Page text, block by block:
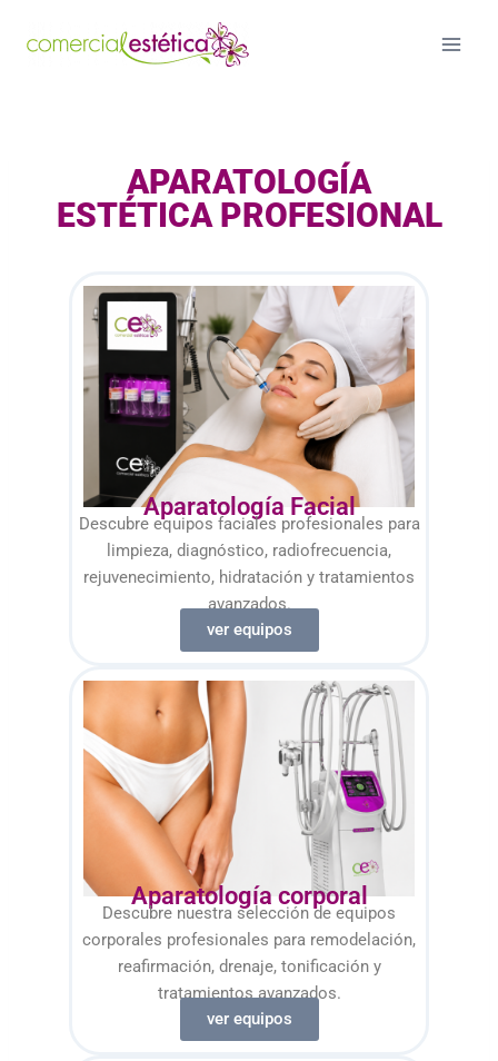
APARATOLOGÍA
ESTÉTICA PROFESIONAL
Aparatología Facial
Descubre equipos faciales profesionales para
limpieza, diagnóstico, radiofrecuencia,
rejuvenecimiento, hidratación y tratamientos
avanzados.
ver equipos
Aparatología corporal
Descubre nuestra selección de equipos
corporales profesionales para remodelación,
reafirmación, drenaje, tonificación y
tratamientos avanzados.
ver equipos